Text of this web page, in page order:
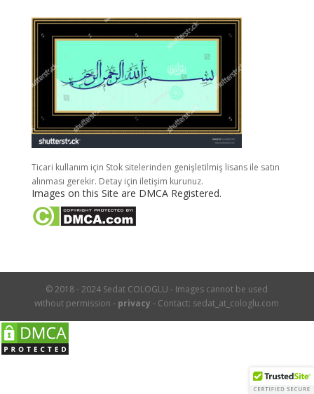
Ticari kullanım için Stok sitelerinden genişletilmiş lisans ile satın
alınması gerekir. Detay için iletişim kurunuz.
Images on this Site are DMCA Registered.
© 2018 - 2024 Sedat COLOGLU - Images cannot be used
without permission - privacy - Contact: sedat_at_cologlu.com